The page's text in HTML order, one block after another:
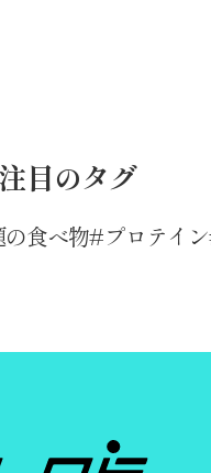
目のタグ
食べ物 プロテイン